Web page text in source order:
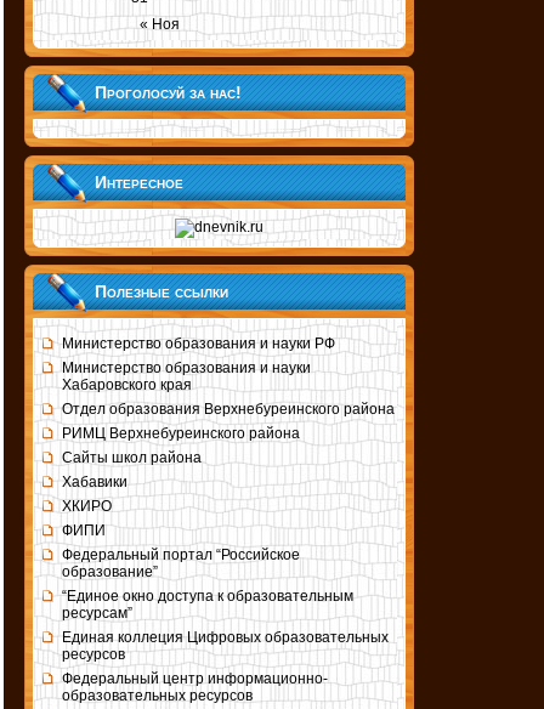
« Ноя
Проголосуй за нас!
Интересное
Полезные ссылки
Министерство образования и науки РФ
Министерство образования и науки
Хабаровского края
Отдел образования Верхнебуреинского района
РИМЦ Верхнебуреинского района
Сайты школ района
Хабавики
ХКИРО
ФИПИ
Федеральный портал “Российское
образование”
“Единое окно доступа к образовательным
ресурсам”
Единая коллеция Цифровых образовательных
ресурсов
Федеральный центр информационно-
образовательных ресурсов